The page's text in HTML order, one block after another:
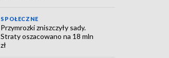
SPOŁECZNE
Przymrozki zniszczyły sady.
Straty oszacowano na 18 mln
zł